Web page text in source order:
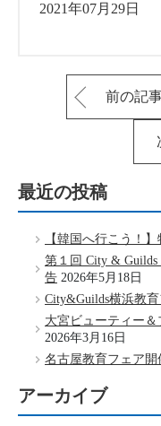
2021年07月29日
前の記
最近の投稿
【韓国へ行こう！
第１回 City & Guilds
告 2026年5月18日
City&Guilds横浜教
大宮ビューティー
2026年3月16日
名古屋教育フェア開
アーカイブ